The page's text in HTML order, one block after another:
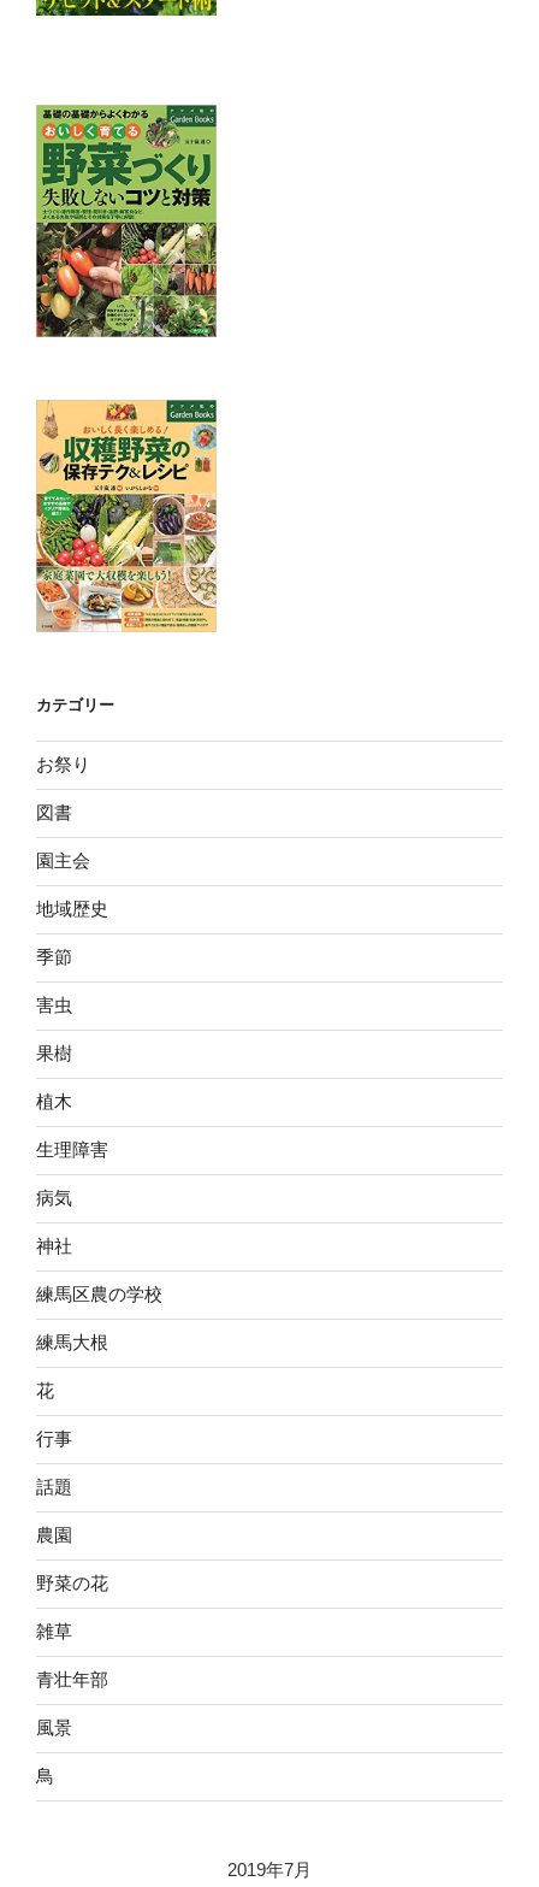
カテゴリー
お祭り
図書
園主会
地域歴史
季節
害虫
果樹
植木
生理障害
病気
神社
練馬区農の学校
練馬大根
花
行事
話題
農園
野菜の花
雑草
青壮年部
風景
鳥
2019年7月